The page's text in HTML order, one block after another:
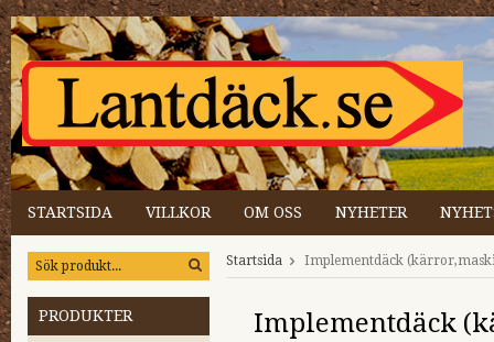
STARTSIDA VILLKOR OM OSS NYHETER
PRODUKTER
Startsida Implementdäck
Implementdäck